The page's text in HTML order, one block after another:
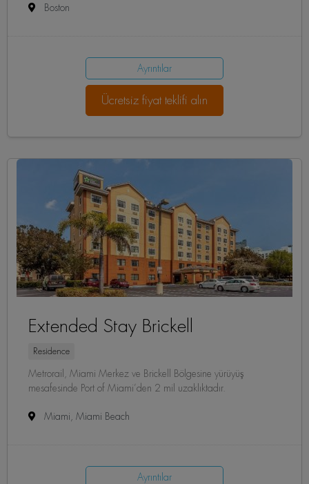
Boston
Ayrıntılar
Ücretsiz fiyat teklifi alın
Extended Stay Brickell
Residence
Metrorail, Miami Merkez ve Brickell Bölgesine yürüyüş
mesafesinde Port of Miami’den 2 mil uzaklıktadır.
Miami, Miami Beach
Ayrıntılar